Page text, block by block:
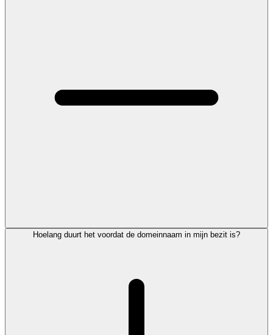
Hoelang duurt het voordat de domeinnaam in mijn bezit is?